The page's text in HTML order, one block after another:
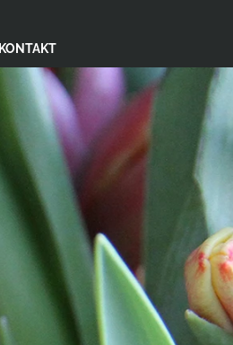
KONTAKT